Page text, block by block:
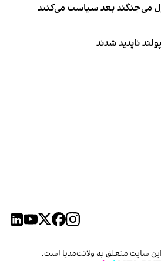
می‌جنگند بعد سیاست می‌کنند
ناپدید شدند
سایت متعلق به ولانت‌مدیا است.